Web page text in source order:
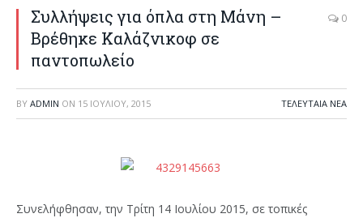
Συλλήψεις για όπλα στη Μάνη –
Βρέθηκε Καλάζνικοφ σε
παντοπωλείο
0
BY ADMIN ON 15 ΙΟΥΛΊΟΥ, 2015 ΤΕΛΕΥΤΑΙΑ ΝΕΑ
Συνελήφθησαν, την Τρίτη 14 Ιουλίου 2015, σε τοπικές